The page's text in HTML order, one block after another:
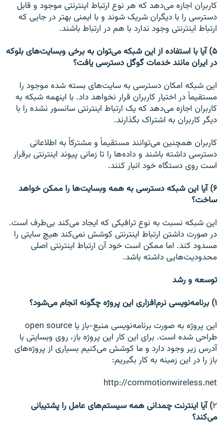
کاربران اجازه می‌دهد که هر نوع ارتباط اینترنتی موجود و قابل
دسترسی را با دیگران شریک شوند و با ایمنی بهتر در جایی که
ارتباط اینترنتی وجود ندارد با هم در ارتباط باشند.
۵) آیا با استفاده از این شبکه می‌توان به برخی وبسایت‌های بلوکه
در ایران مانند خدمات گوگل دسترسی یافت؟
این شبکه امکان دسترسی به سایت‌های بسته شده موجود را
مستقیماً در اختیار کاربران قرار نخواهد داد. با اینهمه شبکه به
کاربران اجازه می‌دهد که یک ارتباط اینترنتی سانسور نشده را با
دیگر کاربران به اشتراک بگذارند.
کاربران همچنین می‌توانند مستقیماً و مشترکاً به اطلاعاتی
دسترسی داشته باشند و داده‌ها را تا زمانی پیوند اینترنتی برقرار
است روی دستگاه خود انبار کنند.
۶) آیا این شبکه دسترسی به همه وبسایت‌ها را ممکن خواهد
ساخت؟
این شبکه نسبت به نوع ترافیکی که ایجاد می‌کند بی‌طرف است.
در صورت داشتن ارتباط اینترنتی کوشش نمی‌کند هیچ سایتی را
مسدود کند. اما ممکن است خود آن ارتباط اینترنتی اصلی
محدودیت‌هایی داشته باشد.
توسعه و رشد
۱) برنامه‌نویسی نرم‌افزاری این پروژه چگونه انجام می‌شود؟
این پروژه به صورت برنامه‌نویسی منبع-باز یا open source
طراحی شده است. برای این کار این پروژه باز، روی وبسایتی با
آدرس زیر وجود دارد و ما کوشش می‌کنیم بسیاری از پروژه‌های
باز را در این زمینه به کار بگیریم:
http://commotionwireless.net
۲) آیا اینترنت چمدانی همه سیستم‌های عامل را پشتیبانی
می‌کند؟